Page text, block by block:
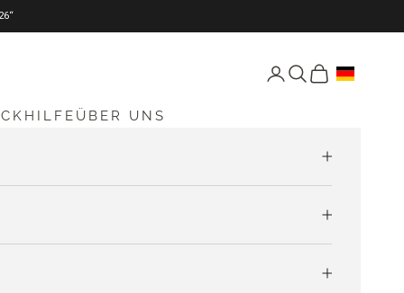
Seite Konto öffnen
Suche öffnen
Warenkorb
ÜBER UNS